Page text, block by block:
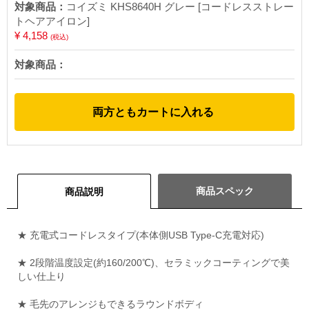
対象商品： コイズミ KHS8640H グレー [コードレスストレー
トヘアアイロン]
¥ 4,158 (税込)
対象商品：
両方ともカートに入れる
商品説明 商品スペック
★ 充電式コードレスタイプ(本体側USB Type-C充電対応)
★ 2段階温度設定(約160/200℃)、セラミックコーティングで美
しい仕上り
★ 毛先のアレンジもできるラウンドボディ